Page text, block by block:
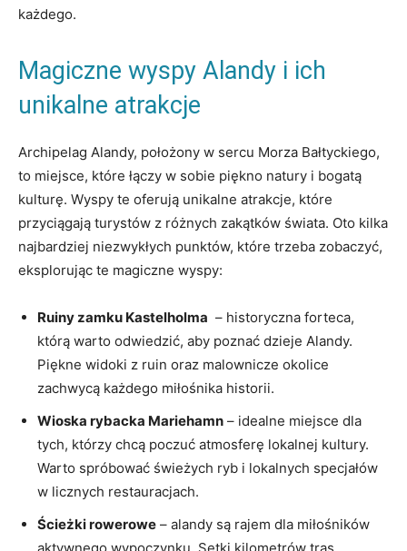
każdego.
Magiczne wyspy Alandy i ich
unikalne atrakcje
Archipelag ⁢Alandy, ​położony w sercu Morza Bałtyckiego,
to⁤ miejsce, które⁤ łączy w sobie piękno ⁣natury i bogatą
kulturę. Wyspy te⁤ oferują unikalne atrakcje, które
przyciągają turystów z różnych zakątków świata. Oto kilka
‍najbardziej niezwykłych punktów, które trzeba zobaczyć,
eksplorując te magiczne wyspy:
Ruiny zamku Kastelholma ​ – historyczna forteca,
którą warto ​odwiedzić, aby poznać dzieje ⁣Alandy.
Piękne widoki z ruin oraz malownicze okolice
zachwycą każdego miłośnika historii.
Wioska rybacka Mariehamn – idealne miejsce dla
tych, którzy chcą poczuć atmosferę lokalnej ⁣kultury.
Warto spróbować świeżych ryb i lokalnych specjałów
w licznych restauracjach.
Ścieżki rowerowe – alandy są rajem ⁣dla miłośników